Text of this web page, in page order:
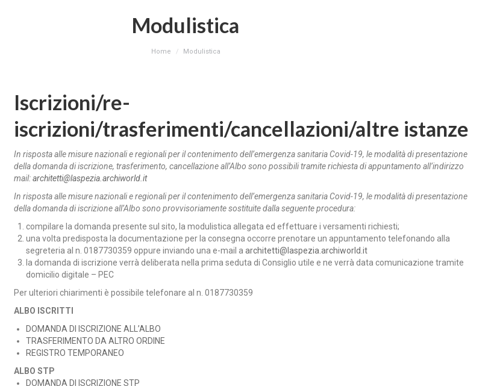
Modulistica
Home Modulistica
Iscrizioni/re-
iscrizioni/trasferimenti/cancellazioni/altre istanze
In risposta alle misure nazionali e regionali per il contenimento dell’emergenza sanitaria Covid-19, le modalità di presentazione
della domanda di iscrizione, trasferimento, cancellazione all’Albo sono possibili tramite richiesta di appuntamento all’indirizzo
mail:architetti@laspezia.archiworld.it
In risposta alle misure nazionali e regionali per il contenimento dell’emergenza sanitaria Covid-19, le modalità di presentazione
della domanda di iscrizione all’Albo sono provvisoriamente sostituite dalla seguente procedura:
compilare la domanda presente sul sito, la modulistica allegata ed effettuare i versamenti richiesti;
una volta predisposta la documentazione per la consegna occorre prenotare un appuntamento telefonando alla
segreteria al n. 0187730359 oppure inviando una e-mail a architetti@laspezia.archiworld.it
la domanda di iscrizione verrà deliberata nella prima seduta di Consiglio utile e ne verrà data comunicazione tramite
domicilio digitale – PEC
Per ulteriori chiarimenti è possibile telefonare al n. 0187730359
ALBO ISCRITTI
DOMANDA DI ISCRIZIONE ALL’ALBO
TRASFERIMENTO DA ALTRO ORDINE
REGISTRO TEMPORANEO
ALBO STP
DOMANDA DI ISCRIZIONE STP